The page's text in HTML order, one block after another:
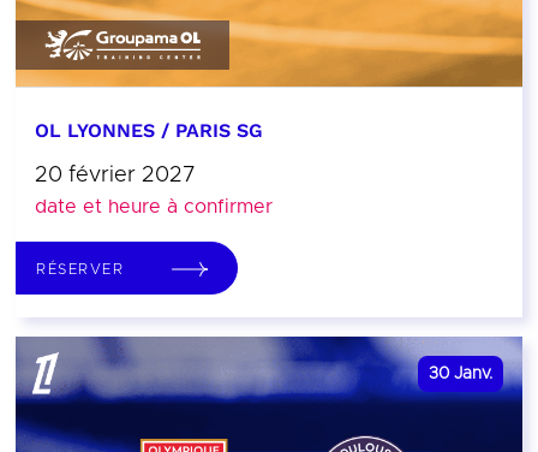
OL LYONNES / PARIS SG
20 février 2027
date et heure à confirmer
RÉSERVER
30 Janv.